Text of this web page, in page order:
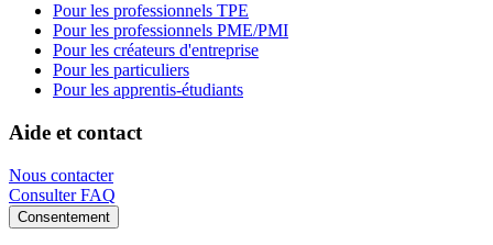
Pour les professionnels TPE
Pour les professionnels PME/PMI
Pour les créateurs d'entreprise
Pour les particuliers
Pour les apprentis-étudiants
Aide et contact
Nous contacter
Consulter FAQ
Consentement